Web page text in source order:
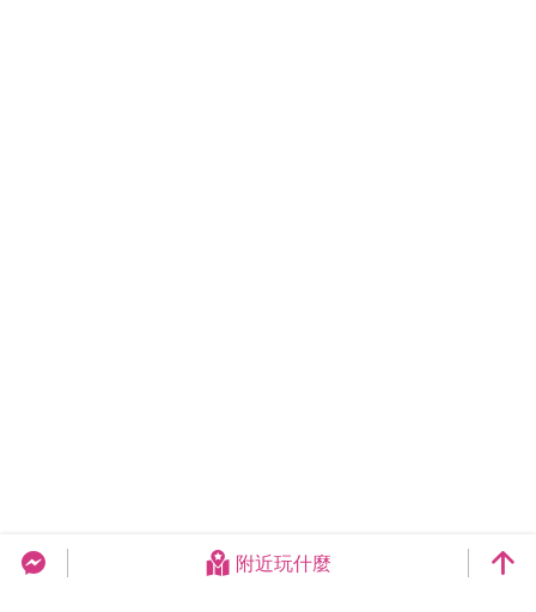
台中旅遊網 FB Chat 附近玩什麼